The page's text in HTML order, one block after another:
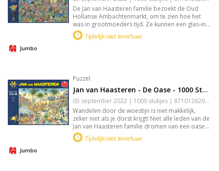
De Jan van Haasteren familie bezoekt de Oud
Hollanse Ambachtenmarkt, om te zien hoe het
was in grootmoeders tijd. Ze kunnen een glas-in-
lood workshop volgen, klompen maken,
beeldhouwen, deelnemen aan ringsteken, en nog
Tijdelijk niet leverbaar
Jumbo
Puzzel
Jan van Haasteren - De Oase - 1000 Stukjes
05 september 2022 | 1000 stukjes | 8710126200483
Wandelen door de woestijn is niet makkelijk,
zeker niet als je dorst krijgt! Niet alle leden van de
Jan van Haasteren familie dromen van een oase
om af te koelen, maar voldoet het aan hun
verwachtingen? Jan van Haasteren tekent al
Tijdelijk niet leverbaar
Jumbo